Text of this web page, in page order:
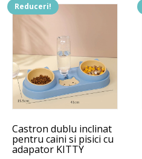
Reduceri!
Castron dublu inclinat
pentru caini si pisici cu
adapator KITTY